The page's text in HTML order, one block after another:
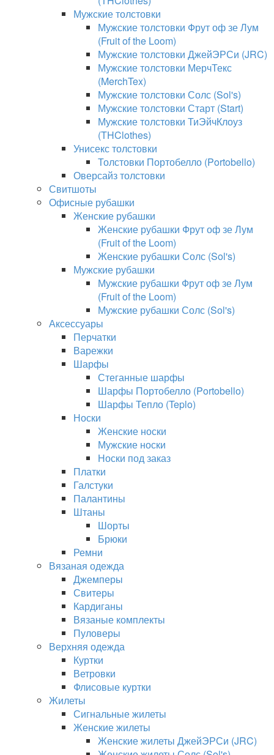
Мужские толстовки
Мужские толстовки Фрут оф зе Лум
(Fruit of the Loom)
Мужские толстовки ДжейЭРСи (JRC)
Мужские толстовки МерчТекс
(MerchTex)
Мужские толстовки Солс (Sol's)
Мужские толстовки Старт (Start)
Мужские толстовки ТиЭйчКлоуз
(THClothes)
Унисекс толстовки
Толстовки Портобелло (Portobello)
Оверсайз толстовки
Свитшоты
Офисные рубашки
Женские рубашки
Женские рубашки Фрут оф зе Лум
(Fruit of the Loom)
Женские рубашки Солс (Sol's)
Мужские рубашки
Мужские рубашки Фрут оф зе Лум
(Fruit of the Loom)
Мужские рубашки Солс (Sol's)
Аксессуары
Перчатки
Варежки
Шарфы
Стеганные шарфы
Шарфы Портобелло (Portobello)
Шарфы Тепло (Teplo)
Носки
Женские носки
Мужские носки
Носки под заказ
Платки
Галстуки
Палантины
Штаны
Шорты
Брюки
Ремни
Вязаная одежда
Джемперы
Свитеры
Кардиганы
Вязаные комплекты
Пуловеры
Верхняя одежда
Куртки
Ветровки
Флисовые куртки
Жилеты
Сигнальные жилеты
Женские жилеты
Женские жилеты ДжейЭРСи (JRC)